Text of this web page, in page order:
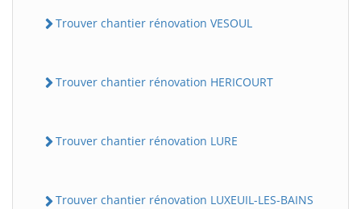
Trouver chantier rénovation VESOUL
Trouver chantier rénovation HERICOURT
Trouver chantier rénovation LURE
Trouver chantier rénovation LUXEUIL-LES-BAINS